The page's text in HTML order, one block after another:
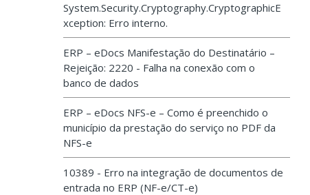
System.Security.Cryptography.CryptographicE
xception: Erro interno.
ERP – eDocs Manifestação do Destinatário –
Rejeição: 2220 - Falha na conexão com o
banco de dados
ERP – eDocs NFS-e – Como é preenchido o
município da prestação do serviço no PDF da
NFS-e
10389 - Erro na integração de documentos de
entrada no ERP (NF-e/CT-e)